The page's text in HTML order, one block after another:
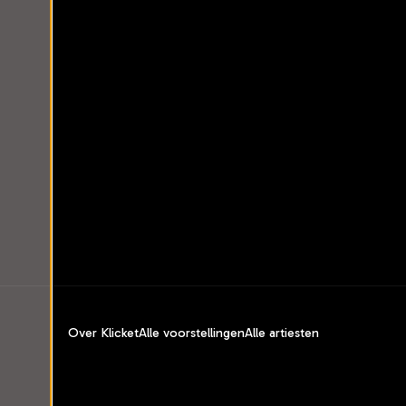
Over KlicketAlle voorstellingenAlle artiesten